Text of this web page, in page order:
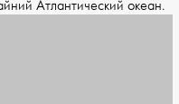
Атлантический океан.